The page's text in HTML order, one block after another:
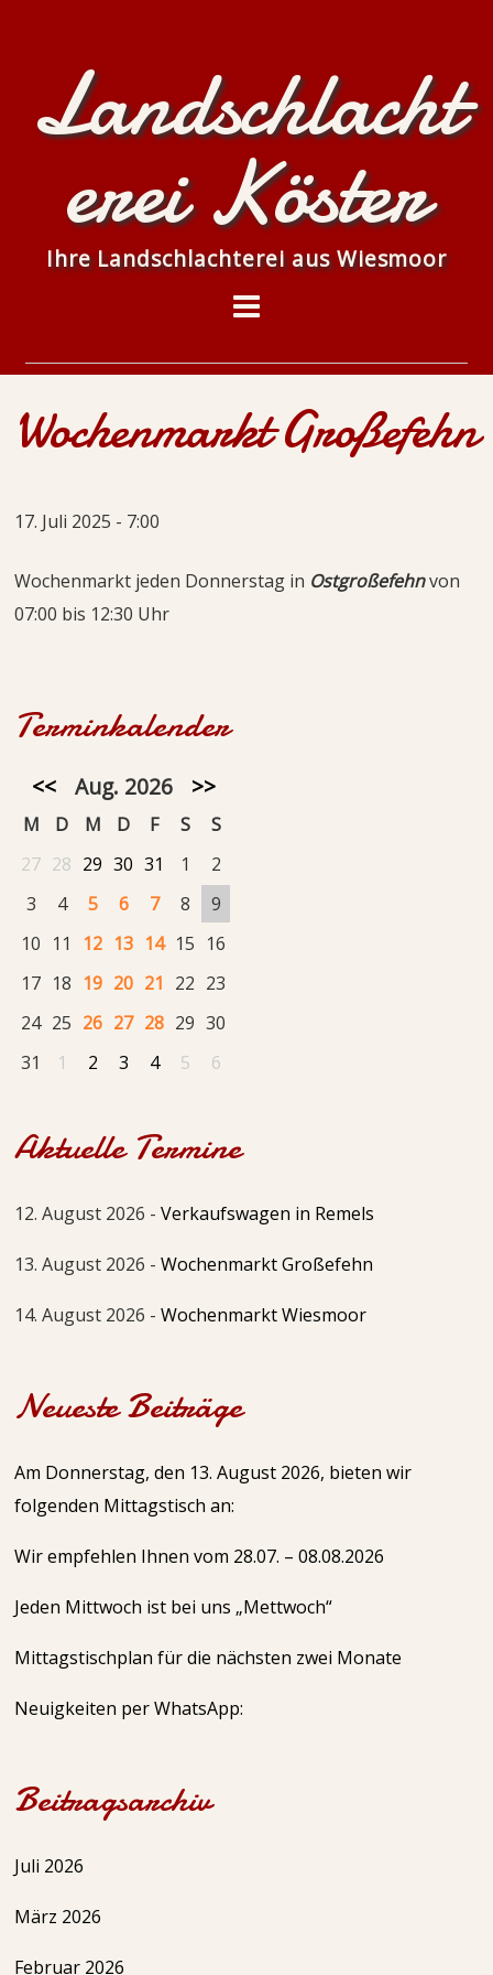
Landschlacht
erei Köster
Ihre Landschlachterei aus Wiesmoor
Wochenmarkt Großefehn
17. Juli 2025 - 7:00
Wochenmarkt jeden Donnerstag in Ostgroßefehnvon
07:00 bis 12:30 Uhr
Terminkalender
<< Aug. 2026 >>
M D M D F S
S
27 28 29 30 31 1
2
3
4 5 6 7 8
9
10 11 12 13 14 15 16
17 18 19 20 21 22 23
24 25 26 27 28 29 30
31
1 2 3 4 5 6
Aktuelle Termine
12. August 2026 -Verkaufswagen in Remels
13. August 2026 -Wochenmarkt Großefehn
14. August 2026 -Wochenmarkt Wiesmoor
Neueste Beiträge
Am Donnerstag, den 13. August 2026, bieten wir
folgenden Mittagstisch an:
Wir empfehlen Ihnen vom 28.07. – 08.08.2026
Jeden Mittwoch ist bei uns „Mettwoch“
Mittagstischplan für die nächsten zwei Monate
Neuigkeiten per WhatsApp:
Beitragsarchiv
Juli 2026
März 2026
Februar 2026